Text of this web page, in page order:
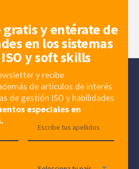
y entérate de
en los sistemas
y soft skills
y recibe
de artículos de interés
de gestión ISO y habilidades
especiales en